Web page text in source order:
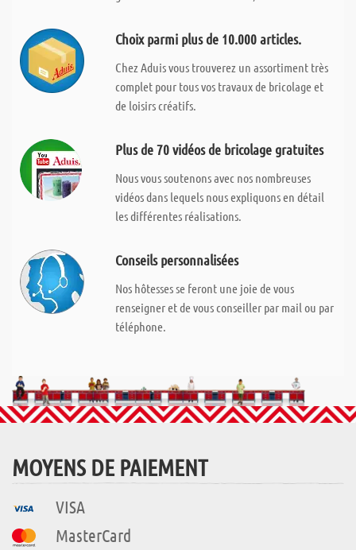
Choix parmi plus de 10.000 articles.
Chez Aduis vous trouverez un assortiment très
complet pour tous vos travaux de bricolage et
de loisirs créatifs.
Plus de 70 vidéos de bricolage gratuites
Nous vous soutenons avec nos nombreuses
vidéos dans lequels nous expliquons en détail
les différentes réalisations.
Conseils personnalisées
Nos hôtesses se feront une joie de vous
renseigner et de vous conseiller par mail ou par
téléphone.
MOYENS DE PAIEMENT
VISA
MasterCard